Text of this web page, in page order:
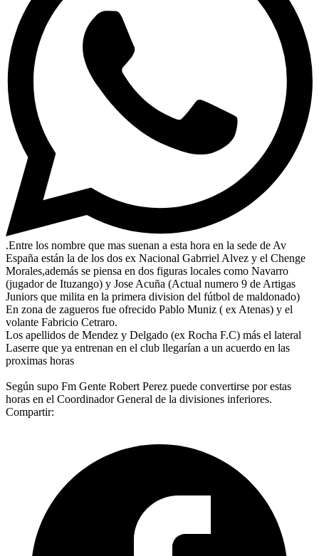
.Entre los nombre que mas suenan a esta hora en la sede de Av
España están la de los dos ex Nacional Gabrriel Alvez y el Chenge
Morales,además se piensa en dos figuras locales como Navarro
(jugador de Ituzango) y Jose Acuña (Actual numero 9 de Artigas
Juniors que milita en la primera division del fútbol de maldonado)
En zona de zagueros fue ofrecido Pablo Muniz ( ex Atenas) y el
volante Fabricio Cetraro.
Los apellidos de Mendez y Delgado (ex Rocha F.C) más el lateral
Laserre que ya entrenan en el club llegarían a un acuerdo en las
proximas horas
Según supo Fm Gente Robert Perez puede convertirse por estas
horas en el Coordinador General de la divisiones inferiores.
Compartir: